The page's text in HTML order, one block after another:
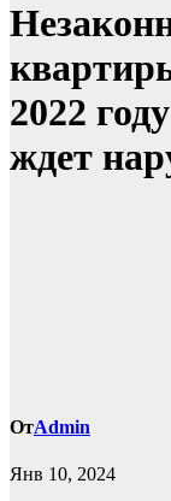
2022
ждет
ОтAdmin
Янв 10, 2024